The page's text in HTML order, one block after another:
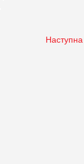
Наступна